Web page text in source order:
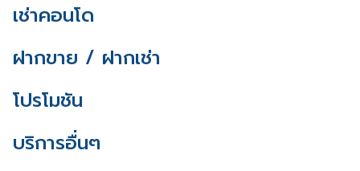
เช่าคอนโด
ฝากขาย / ฝากเช่า
โปรโมชัน
บริการอื่นๆ